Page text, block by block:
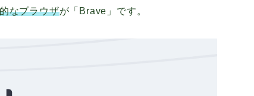
なブラウザが「Brave」です。